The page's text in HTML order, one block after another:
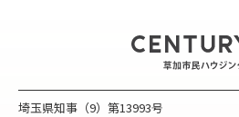
埼玉県知事（9）第13993号